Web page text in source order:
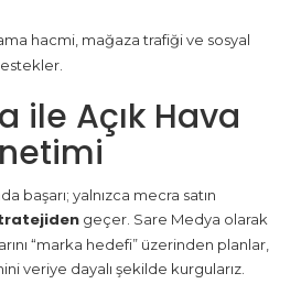
hacmi, mağaza trafiği ve sosyal
ile Açık Hava
başarı; yalnızca mecra satın
geçer. Sare Medya olarak
“marka hedefi” üzerinden planlar,
veriye dayalı şekilde kurgularız.